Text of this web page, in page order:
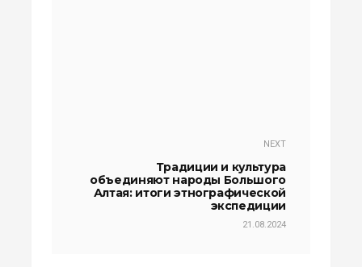
NEXT
Традиции и культура
объединяют народы Большого
Алтая: итоги этнографической
экспедиции
21.08.2024